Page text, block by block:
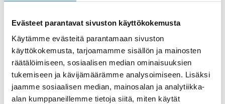
Evästeet parantavat sivuston käyttökokemusta
Käytämme evästeitä parantamaan sivuston
käyttökokemusta, tarjoamamme sisällön ja mainosten
räätälöimiseen, sosiaalisen median ominaisuuksien
tukemiseen ja kävijämäärämme analysoimiseen. Lisäksi
jaamme sosiaalisen median, mainosalan ja analytiikka-
alan kumppaneillemme tietoja siitä, miten käytät
vuodesta 1973 lähtien se on toistuvasti noussut
kotimaan rekisteröintitilastojen kärkeen. Corolla,
Avensis, Camry ja monet muut mallit ovat tuttuja
näkyjä suomalaisilla teillä – eikä syyttä. Näiden
autojen suosio perustuu ennen kaikkea
luotettavuuteen, turvallisuuteen ja edullisiin
käyttökustannuksiin.